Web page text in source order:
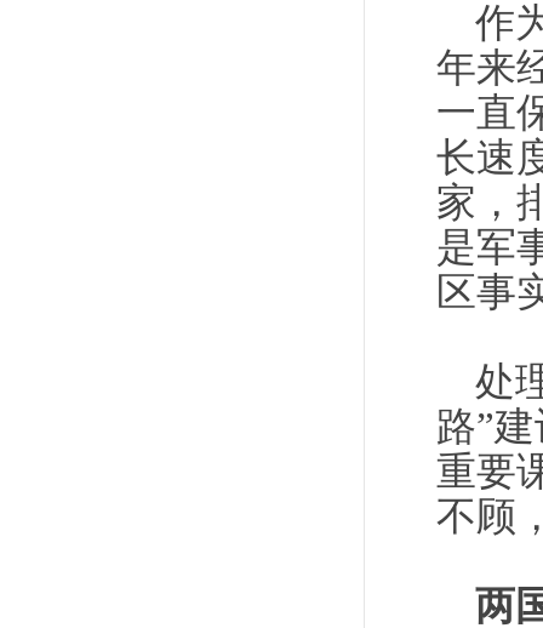
作
年来
一直
长速
家，
是军
区事
处
路”
重要
不顾
两